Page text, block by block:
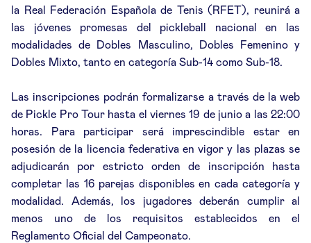
la Real Federación Española de Tenis (RFET), reunirá a
las jóvenes promesas del pickleball nacional en las
modalidades de Dobles Masculino, Dobles Femenino y
Dobles Mixto, tanto en categoría Sub-14 como Sub-18.
Las inscripciones podrán formalizarse a través de la web
de Pickle Pro Tour hasta el viernes 19 de junio a las 22:00
horas. Para participar será imprescindible estar en
posesión de la licencia federativa en vigor y las plazas se
adjudicarán por estricto orden de inscripción hasta
completar las 16 parejas disponibles en cada categoría y
modalidad. Además, los jugadores deberán cumplir al
menos uno de los requisitos establecidos en el
Reglamento Oficial del Campeonato.